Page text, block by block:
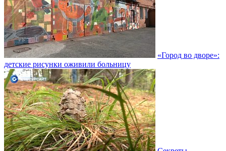
«Город во дворе»:
детские рисунки оживили больницу